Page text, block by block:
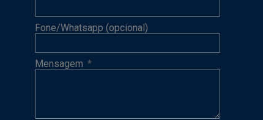
Fone/Whatsapp (opcional)
Mensagem